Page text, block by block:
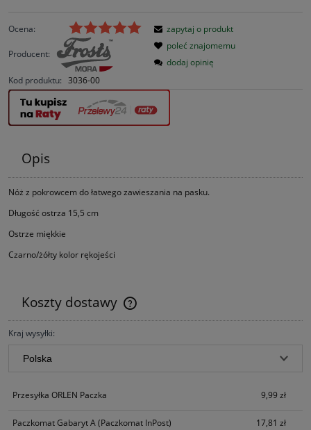
Ocena:
Producent:
Kod produktu: 3036-00
zapytaj o produkt
poleć znajomemu
dodaj opinię
Opis
Nóż z pokrowcem do łatwego zawieszania na pasku.
Długość ostrza 15,5 cm
Ostrze miękkie
Czarno/żółty kolor rękojeści
Koszty dostawy
Cena nie zawiera ewentualnych kosztów płatności
Kraj wysyłki:
Przesyłka ORLEN Paczka 9,99 zł
Paczkomat Gabaryt A(Paczkomat InPost) 17,81 zł